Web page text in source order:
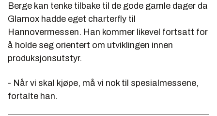
Berge kan tenke tilbake til de gode gamle dager da
Glamox hadde eget charterfly til
Hannovermessen. Han kommer likevel fortsatt for
å holde seg orientert om utviklingen innen
produksjonsutstyr.
- Når vi skal kjøpe, må vi nok til spesialmessene,
fortalte han.